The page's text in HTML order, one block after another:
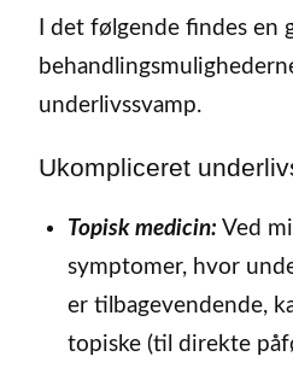
I det følgende findes en
underlivssvamp.
Ukompliceret
Topisk medicin: Ved
symptomer, hvor
er tilbagevendende,
topiske (til direkte